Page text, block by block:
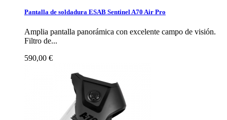
Pantalla de soldadura ESAB Sentinel A70 Air Pro
Amplia pantalla panorámica con excelente campo de visión.
Filtro de...
590,00 €